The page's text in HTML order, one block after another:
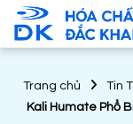
Trang chủ Tin
Kali Humate Phổ